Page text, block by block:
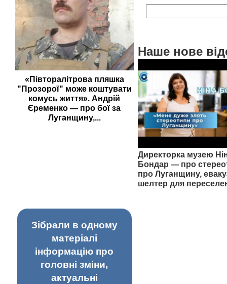
«Півторалітрова пляшка
"Прозорої" може коштувати
комусь життя». Андрій
Єременко — про бої за
Луганщину,...
Наше нове
Директорка музею
Бондар — про
про Луганщину,
шелтер для
Зібрали в одному
матеріалі
інформацію про
головні зміни,
актуальні